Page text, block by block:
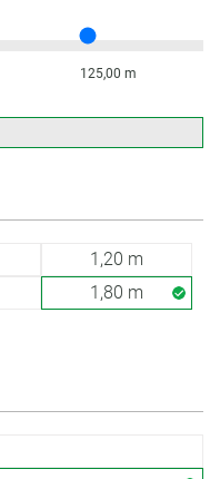
125,00 m
1,20 m
1,80 m